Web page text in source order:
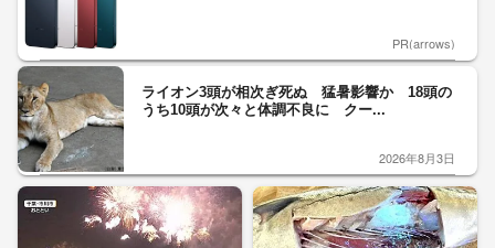
PR(arrows)
ライオン3頭が相次ぎ死ぬ 猛暑影響か 18頭の
うち10頭が次々と体調不良に クー...
2026年8月3日